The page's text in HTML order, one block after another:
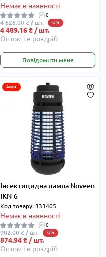
Немає в наявності
0
4 628.00 ₴ / шт. -3%
4 489.16 ₴ / шт.
Оптом і в роздріб
Повідомити мене
Акція
Інсектицидна лампа Noveen
IKN-6
Код товару: 333405
Немає в наявності
0
902.00 ₴ / шт. -3%
874.94 ₴ / шт.
Оптом і в роздріб